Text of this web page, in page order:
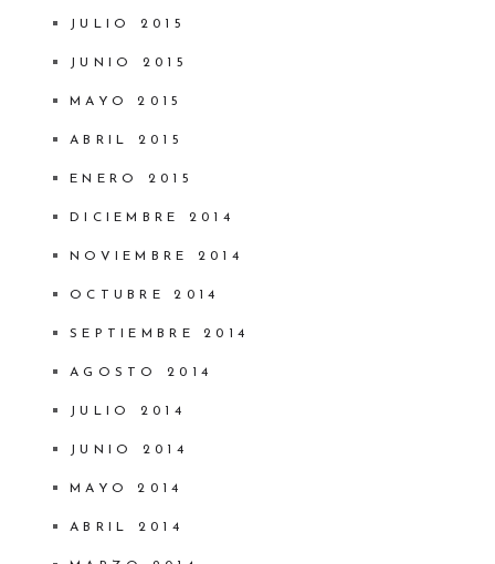
JULIO 2015
JUNIO 2015
MAYO 2015
ABRIL 2015
ENERO 2015
DICIEMBRE 2014
NOVIEMBRE 2014
OCTUBRE 2014
SEPTIEMBRE 2014
AGOSTO 2014
JULIO 2014
JUNIO 2014
MAYO 2014
ABRIL 2014